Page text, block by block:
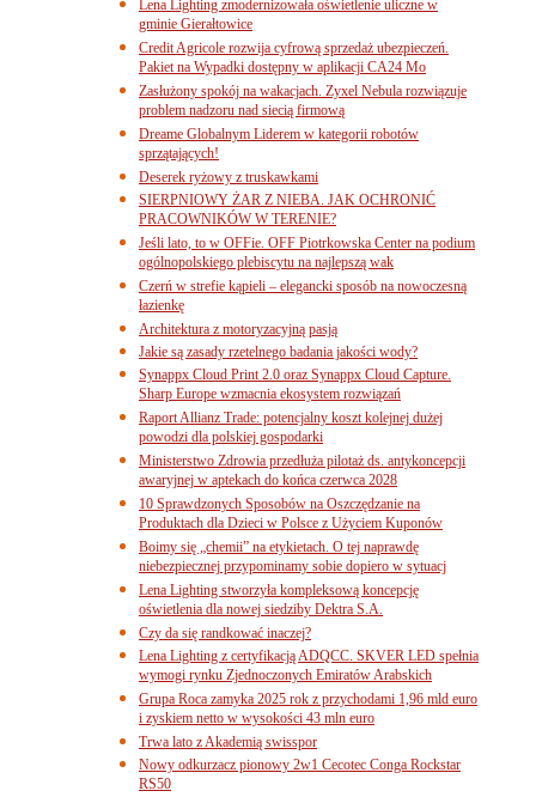
Lena Lighting zmodernizowała oświetlenie uliczne w
gminie Gierałtowice
Credit Agricole rozwija cyfrową sprzedaż ubezpieczeń.
Pakiet na Wypadki dostępny w aplikacji CA24 Mo
Zasłużony spokój na wakacjach. Zyxel Nebula rozwiązuje
problem nadzoru nad siecią firmową
Dreame Globalnym Liderem w kategorii robotów
sprzątających!
Deserek ryżowy z truskawkami
SIERPNIOWY ŻAR Z NIEBA. JAK OCHRONIĆ
PRACOWNIKÓW W TERENIE?
Jeśli lato, to w OFFie. OFF Piotrkowska Center na podium
ogólnopolskiego plebiscytu na najlepszą wak
Czerń w strefie kąpieli – elegancki sposób na nowoczesną
łazienkę
Architektura z motoryzacyjną pasją
Jakie są zasady rzetelnego badania jakości wody?
Synappx Cloud Print 2.0 oraz Synappx Cloud Capture.
Sharp Europe wzmacnia ekosystem rozwiązań
Raport Allianz Trade: potencjalny koszt kolejnej dużej
powodzi dla polskiej gospodarki
Ministerstwo Zdrowia przedłuża pilotaż ds. antykoncepcji
awaryjnej w aptekach do końca czerwca 2028
10 Sprawdzonych Sposobów na Oszczędzanie na
Produktach dla Dzieci w Polsce z Użyciem Kuponów
Boimy się „chemii” na etykietach. O tej naprawdę
niebezpiecznej przypominamy sobie dopiero w sytuacj
Lena Lighting stworzyła kompleksową koncepcję
oświetlenia dla nowej siedziby Dektra S.A.
Czy da się randkować inaczej?
Lena Lighting z certyfikacją ADQCC. SKVER LED spełnia
wymogi rynku Zjednoczonych Emiratów Arabskich
Grupa Roca zamyka 2025 rok z przychodami 1,96 mld euro
i zyskiem netto w wysokości 43 mln euro
Trwa lato z Akademią swisspor
Nowy odkurzacz pionowy 2w1 Cecotec Conga Rockstar
RS50